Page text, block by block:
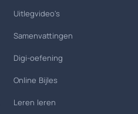
Uitlegvideo's
Samenvattingen
Digi-oefening
Online Bijles
Leren leren